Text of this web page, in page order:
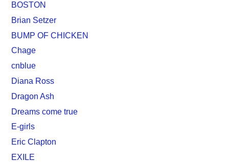
BOSTON
Brian Setzer
BUMP OF CHICKEN
Chage
cnblue
Diana Ross
Dragon Ash
Dreams come true
E-girls
Eric Clapton
EXILE